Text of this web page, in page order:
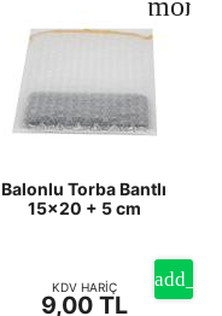
Balonlu Torba Bantlı
15x20 + 5 cm
KDV HARİÇ
9,00 TL